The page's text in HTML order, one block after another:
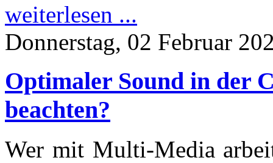
weiterlesen ...
Donnerstag, 02 Februar
Optimaler Sound in der
beachten?
Wer mit Multi-Media